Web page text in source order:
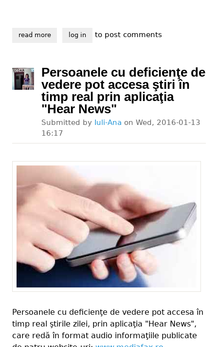
read moreabout dizabilitatea sperie angajatorii
log in to post comments
Persoanele cu deficienţe de
vedere pot accesa ştiri în
timp real prin aplicaţia
"Hear News"
Submitted by Iuli-Ana on Wed, 2016-01-13
16:17
Persoanele cu deficienţe de vedere pot accesa în
timp real ştirile zilei, prin aplicaţia "Hear News",
care redă în format audio informaţiile publicate